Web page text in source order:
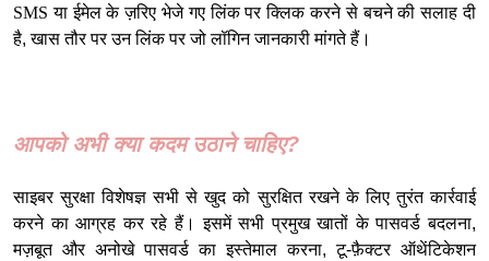
SMS या ईमेल के ज़रिए भेजे गए लिंक पर क्लिक करने से बचने की सलाह दी
है, खास तौर पर उन लिंक पर जो लॉगिन जानकारी मांगते हैं।
आपको अभी क्या कदम उठाने चाहिए?
साइबर सुरक्षा विशेषज्ञ सभी से खुद को सुरक्षित रखने के लिए तुरंत कार्रवाई
करने का आग्रह कर रहे हैं। इसमें सभी प्रमुख खातों के पासवर्ड बदलना,
मज़बूत और अनोखे पासवर्ड का इस्तेमाल करना, टू-फ़ैक्टर ऑथेंटिकेशन